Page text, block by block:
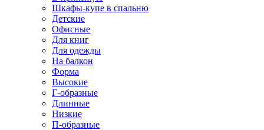
Шкафы-купе в спальню
Детские
Офисные
Для книг
Для одежды
На балкон
Форма
Высокие
Г-образные
Длинные
Низкие
П-образные